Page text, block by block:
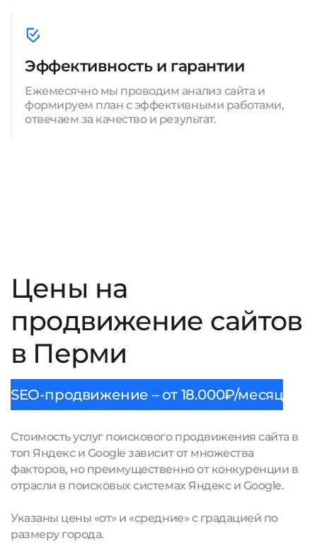
Эффективность и гарантии
Ежемесячно мы проводим анализ сайта и
формируем план с эффективными работами,
отвечаем за качество и результат.
Цены на
продвижение сайтов
в Перми
SEO-продвижение – от 18.000₽/месяц
Стоимость услуг поискового продвижения сайта в
топ Яндекс и Google зависит от множества
факторов, но преимущественно от конкуренции в
отрасли в поисковых системах Яндекс и Google.
Указаны цены «от» и «средние» с градацией по
размеру города.